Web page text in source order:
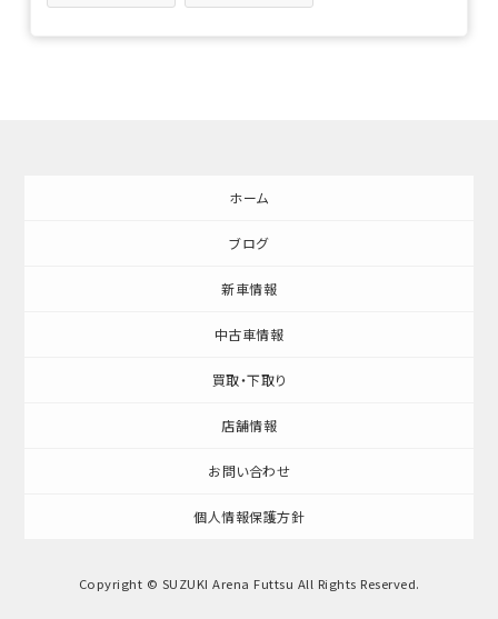
ホーム
ブログ
新車情報
中古車情報
買取・下取り
店舗情報
お問い合わせ
個人情報保護方針
Copyright © SUZUKI Arena Futtsu All Rights Reserved.